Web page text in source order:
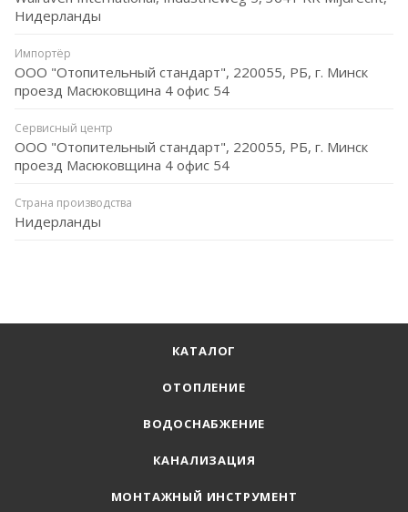
Нидерланды
Импортёр
ООО "Отопительный стандарт", 220055, РБ, г. Минск
проезд Масюковщина 4 офис 54
Сервисный центр
ООО "Отопительный стандарт", 220055, РБ, г. Минск
проезд Масюковщина 4 офис 54
Страна производства
Нидерланды
КАТАЛОГ
ОТОПЛЕНИЕ
ВОДОСНАБЖЕНИЕ
КАНАЛИЗАЦИЯ
МОНТАЖНЫЙ ИНСТРУМЕНТ